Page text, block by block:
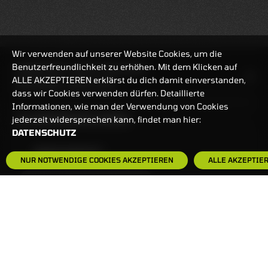
BANKEINSTELLUNGEN
HÄUFIG GESUCHT:
HANDELSZEIT
MO-FR: 7:30-23 UHR
ZERTIFIKATE
8:00-22 UHR
Wir verwenden auf unserer Website Cookies, um die
Benutzerfreundlichkeit zu erhöhen. Mit dem Klicken auf
ALLE AKZEPTIEREN erklärst du dich damit einverstanden,
dass wir Cookies verwenden dürfen. Detaillierte
Informationen, wie man der Verwendung von Cookies
jederzeit widersprechen kann, findet man hier:
DATENSCHUTZ
NUR NOTWENDIGE COOKIES AKZEPTIEREN ALLE